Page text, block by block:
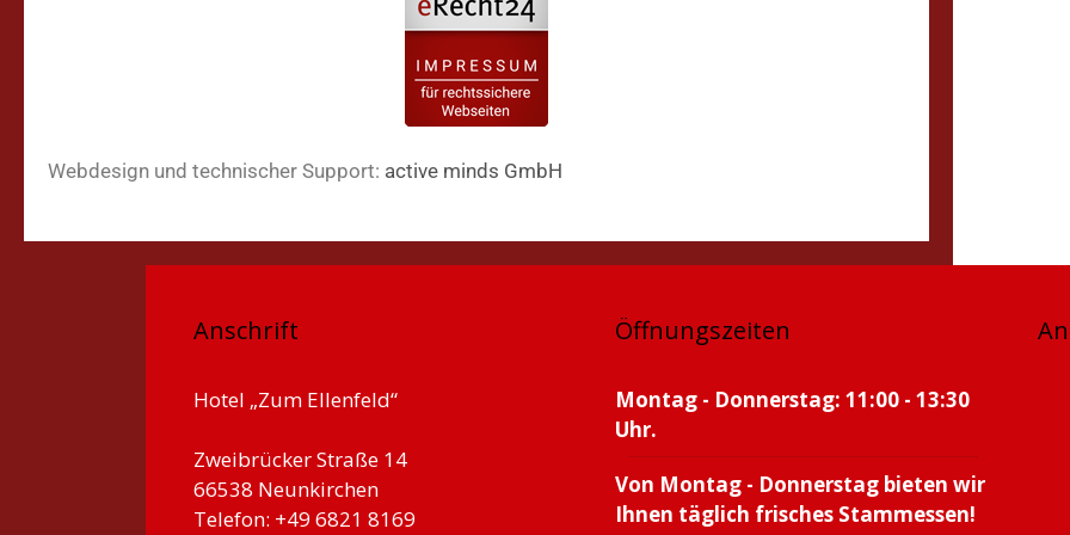
Webdesign und technischer Support: active minds GmbH
Anschrift
Hotel „Zum Ellenfeld“
Zweibrücker Straße 14
66538 Neunkirchen
Telefon: +49 6821 8169
Öffnungszeiten
Montag - Donnerstag: 11:00 - 13:30
Uhr.
Von Montag - Donnerstag bieten wir
Ihnen täglich frisches Stammessen!